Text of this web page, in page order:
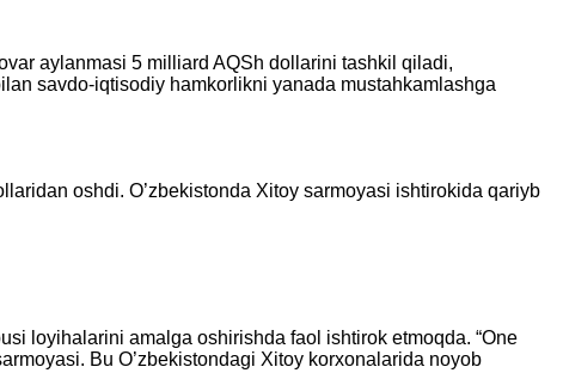
aylanmasi 5 milliard AQSh dollarini tashkil qiladi,
savdo-iqtisodiy hamkorlikni yanada mustahkamlashga
oshdi. O’zbekistonda Xitoy sarmoyasi ishtirokida qariyb
loyihalarini amalga oshirishda faol ishtirok etmoqda. “One
Bu O’zbekistondagi Xitoy korxonalarida noyob